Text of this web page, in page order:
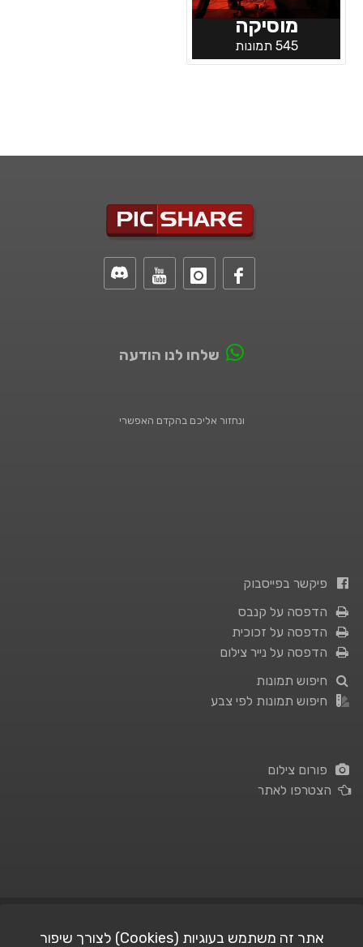
מוסיקה
545 תמונות
שלחו לנו הודעה
ונחזור אליכם בהקדם האפשרי
פיקשר בפייסבוק
הדפסה על קנבס
הדפסה על זכוכית
הדפסה על נייר צילום
חיפוש תמונות
חיפוש תמונות לפי צבע
פורום צילום
הצטרפו לאתר
אתר זה משתמש בעוגיות (Cookies) לצורך שיפור